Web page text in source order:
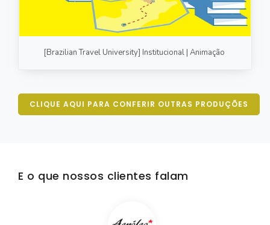
[Brazilian Travel University] Institucional | Animação
CLIQUE AQUI PARA CONFERIR OUTRAS PRODUÇÕES
E o que nossos clientes falam